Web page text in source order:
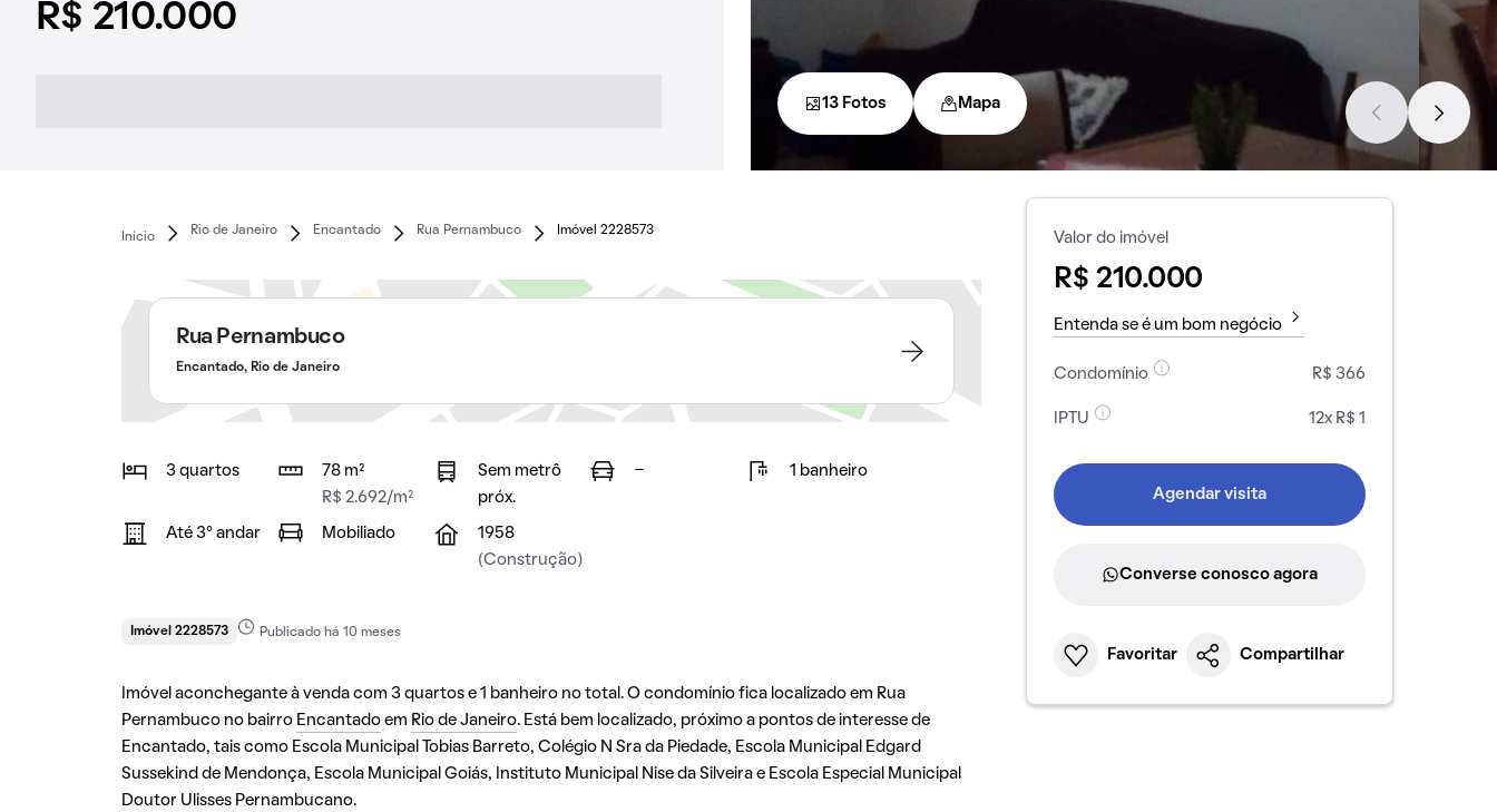
R$ 210.000
13 Fotos Mapa
Início
Rio de Janeiro Encantado Rua Pernambuco Imóvel 2228573
Rua Pernambuco
Encantado, Rio de Janeiro
3 quartos
78 m²
R$ 2.692/m²
Sem metrô
próx.
- 1 banheiro
Até 3° andar Mobiliado
1958
(Construção)
Imóvel 2228573 Publicado há 10 meses
Imóvel aconchegante à venda com 3 quartos e 1 banheiro no total. O condomínio fica localizado em Rua
Pernambuco no bairro Encantadoem Rio de Janeiro. Está bem localizado, próximo a pontos de interesse de
Encantado, tais como Escola Municipal Tobias Barreto, Colégio N Sra da Piedade, Escola Municipal Edgard
Sussekind de Mendonça, Escola Municipal Goiás, Instituto Municipal Nise da Silveira e Escola Especial Municipal
Doutor Ulisses Pernambucano.
Valor do imóvel
R$ 210.000
Entenda se é um bom negócio
Condomínio R$ 366
IPTU 12x R$ 1
Agendar visita
Converse conosco agora
Favoritar Compartilhar